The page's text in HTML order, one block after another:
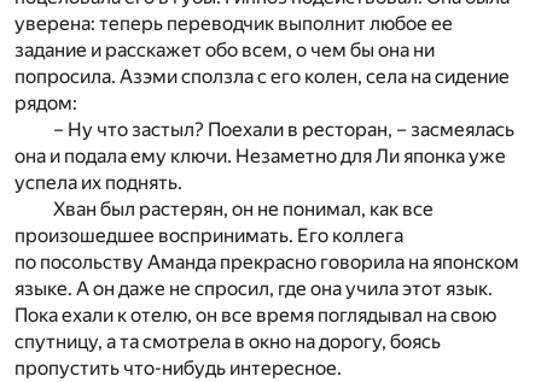
уверена: теперь переводчик выполнит любое ее
задание и расскажет обо всем, о чем бы она ни
попросила. Азэми сползла с его колен, села на сидение
рядом:
– Ну что застыл? Поехали в ресторан, – засмеялась
она и подала ему ключи. Незаметно для Ли японка уже
успела их поднять.
Хван был растерян, он не понимал, как все
произошедшее воспринимать. Его коллега
по посольству Аманда прекрасно говорила на японском
языке. А он даже не спросил, где она учила этот язык.
Пока ехали к отелю, он все время поглядывал на свою
спутницу, а та смотрела в окно на дорогу, боясь
пропустить что-нибудь интересное.